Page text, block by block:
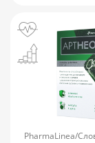
PharmaLinea/